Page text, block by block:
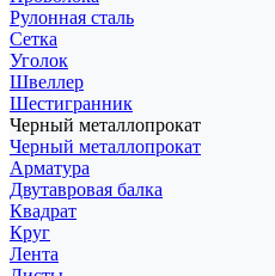
Рулонная сталь
Сетка
Уголок
Швеллер
Шестигранник
Черный металлопрокат
Черный металлопрокат
Арматура
Двутавровая балка
Квадрат
Круг
Лента